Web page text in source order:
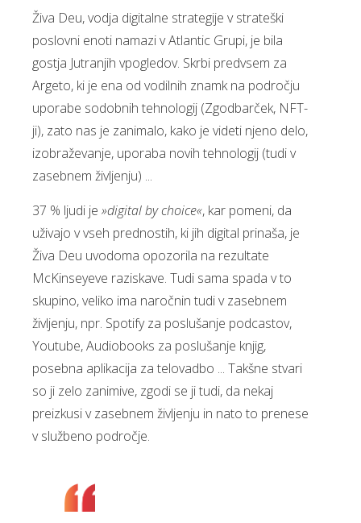
Živa Deu, vodja digitalne strategije v strateški
poslovni enoti namazi v Atlantic Grupi, je bila
gostja Jutranjih vpogledov. Skrbi predvsem za
Argeto, ki je ena od vodilnih znamk na področju
uporabe sodobnih tehnologij (Zgodbarček, NFT-
ji), zato nas je zanimalo, kako je videti njeno delo,
izobraževanje, uporaba novih tehnologij (tudi v
zasebnem življenju) ...
37 % ljudi je »digital by choice«, kar pomeni, da
uživajo v vseh prednostih, ki jih digital prinaša, je
Živa Deu uvodoma opozorila na rezultate
McKinseyeve raziskave. Tudi sama spada v to
skupino, veliko ima naročnin tudi v zasebnem
življenju, npr. Spotify za poslušanje podcastov,
Youtube, Audiobooks za poslušanje knjig,
posebna aplikacija za telovadbo ... Takšne stvari
so ji zelo zanimive, zgodi se ji tudi, da nekaj
preizkusi v zasebnem življenju in nato to prenese
v službeno področje.